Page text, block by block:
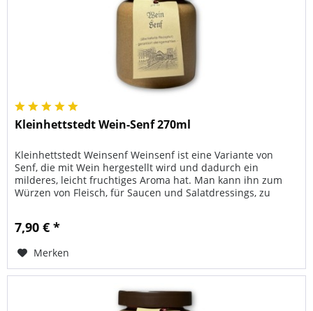
Kleinhettstedt Wein-Senf 270ml
Kleinhettstedt Weinsenf Weinsenf ist eine Variante von
Senf, die mit Wein hergestellt wird und dadurch ein
milderes, leicht fruchtiges Aroma hat. Man kann ihn zum
Würzen von Fleisch, für Saucen und Salatdressings, zu
7,90 € *
Merken